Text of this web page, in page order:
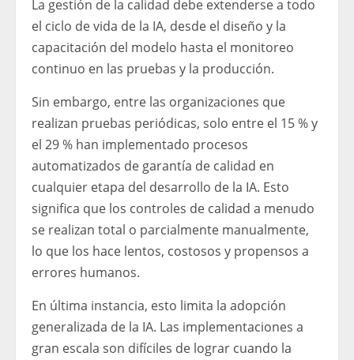
La gestión de la calidad debe extenderse a todo
el ciclo de vida de la IA, desde el diseño y la
capacitación del modelo hasta el monitoreo
continuo en las pruebas y la producción.
Sin embargo, entre las organizaciones que
realizan pruebas periódicas, solo entre el 15 % y
el 29 % han implementado procesos
automatizados de garantía de calidad en
cualquier etapa del desarrollo de la IA. Esto
significa que los controles de calidad a menudo
se realizan total o parcialmente manualmente,
lo que los hace lentos, costosos y propensos a
errores humanos.
En última instancia, esto limita la adopción
generalizada de la IA. Las implementaciones a
gran escala son difíciles de lograr cuando la